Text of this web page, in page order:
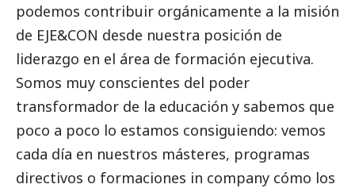
podemos contribuir orgánicamente a la misión
de EJE&CON desde nuestra posición de
liderazgo en el área de formación ejecutiva.
Somos muy conscientes del poder
transformador de la educación y sabemos que
poco a poco lo estamos consiguiendo: vemos
cada día en nuestros másteres, programas
directivos o formaciones in company cómo los